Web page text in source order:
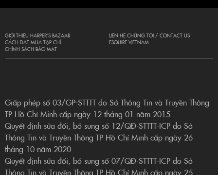
GIỚI THIỆU HARPER’S BAZAAR
CÁCH ĐẶT MUA TẠP CHÍ
CHÍNH SÁCH BẢO MẬT
LIÊN HỆ CHÚNG TÔI / CONTACT US
ESQUIRE VIETNAM
Giấp phép số 03/GP-STTTT do Sở Thông Tin và Truyền Thông
TP Hồ Chí Minh cấp ngày 12 tháng 01 năm 2015
Quyết định sửa đổi, bổ sung số 12/QĐ-STTTT-ICP do Sở
Thông Tin và Truyền Thông TP Hồ Chí Minh cấp ngày 26
tháng 10 năm 2020
Quyết định sửa đổi, bổ sung số 07/QĐ-STTTT-ICP do Sở
Thông Tin và Truyền Thông TP Hồ Chí Minh cấp ngày 25